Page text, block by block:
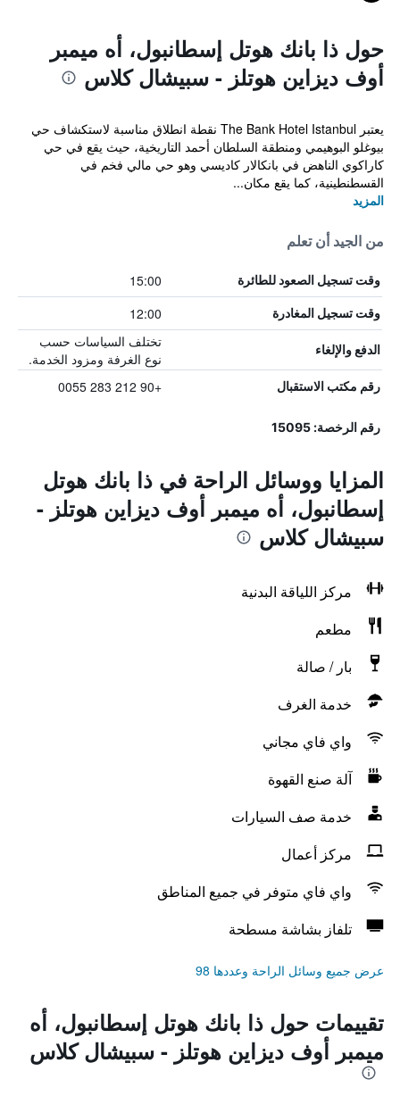
حول ذا بانك هوتل إسطانبول، أه ميمبر
أوف ديزاين هوتلز - سبيشال كلاس
يعتبر The Bank Hotel Istanbul نقطة انطلاق مناسبة لاستكشاف حي
بيوغلو البوهيمي ومنطقة السلطان أحمد التاريخية، حيث يقع في حي
كاراكوي الناهض في بانكالار كاديسي وهو حي مالي فخم في
القسطنطينية، كما يقع مكان...
المزيد
من الجيد أن تعلم
وقت تسجيل الصعود للطائرة 15:00
وقت تسجيل المغادرة 12:00
الدفع والإلغاء
تختلف السياسات حسب
نوع الغرفة ومزود الخدمة.
رقم مكتب الاستقبال +90 212 283 0055
رقم الرخصة: 15095
المزايا ووسائل الراحة في ذا بانك هوتل
إسطانبول، أه ميمبر أوف ديزاين هوتلز -
سبيشال كلاس
مركز اللياقة البدنية
مطعم
بار / صالة
خدمة الغرف
واي فاي مجاني
آلة صنع القهوة
خدمة صف السيارات
مركز أعمال
واي فاي متوفر في جميع المناطق
تلفاز بشاشة مسطحة
عرض جميع وسائل الراحة وعددها 98
تقييمات حول ذا بانك هوتل إسطانبول، أه
ميمبر أوف ديزاين هوتلز - سبيشال كلاس